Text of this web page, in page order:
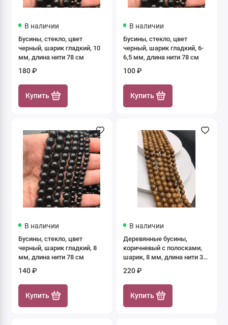
В наличии
Бусины, стекло, цвет
черный, шарик гладкий, 10
мм, длина нити 78 см
180 ₽
Купить
В наличии
Бусины, стекло, цвет
черный, шарик гладкий, 6-
6,5 мм, длина нити 78 см
100 ₽
Купить
В наличии
Бусины, стекло, цвет
черный, шарик гладкий, 8
мм, длина нити 78 см
140 ₽
Купить
В наличии
Деревянные бусины,
коричневый с полосками,
шарик, 8 мм, длина нити 38
220 ₽
Купить